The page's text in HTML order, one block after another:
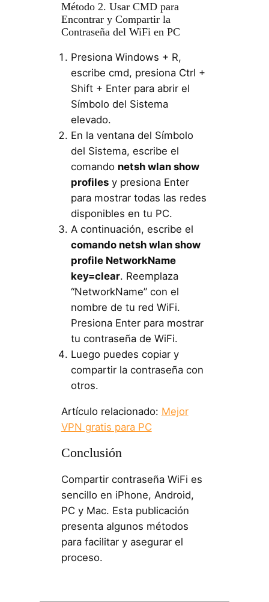
Método 2. Usar CMD para
Encontrar y Compartir la
Contraseña del WiFi en PC
Presiona Windows + R,
escribe cmd, presiona Ctrl +
Shift + Enter para abrir el
Símbolo del Sistema
elevado.
En la ventana del Símbolo
del Sistema, escribe el
comando netsh wlan show
profilesy presiona Enter
para mostrar todas las redes
disponibles en tu PC.
A continuación, escribe el
comando netsh wlan show
profile NetworkName
key=clear. Reemplaza
“NetworkName” con el
nombre de tu red WiFi.
Presiona Enter para mostrar
tu contraseña de WiFi.
Luego puedes copiar y
compartir la contraseña con
otros.
Artículo relacionado: Mejor
VPN gratis para PC
Conclusión
Compartir contraseña WiFi es
sencillo en iPhone, Android,
PC y Mac. Esta publicación
presenta algunos métodos
para facilitar y asegurar el
proceso.